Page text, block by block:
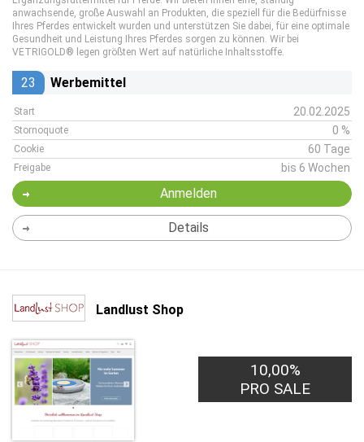
anwachsende, große Auswahl an Produkten, die speziell für die Bedürfnisse
Ihres Pferdes entwickelt wurden und unterstützen Sie dabei, für eine optimale
Gesundheit und Leistung Ihres Pferdes sorgen zu können. Wir bei
VETRIGOLD® legen größten Wert auf natürliche Inhaltsstoffe.
23 Werbemittel
Start 20.02.2025
Stornoquote 0 %
Cookie 60 Tage
Freigabe bis 6 Wochen
Anmelden
Details
Landlust Shop
10,00%
PRO SALE